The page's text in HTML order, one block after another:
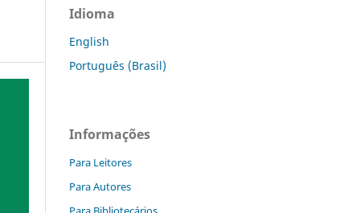
Idioma
English
Português (Brasil)
Informações
Para Leitores
Para Autores